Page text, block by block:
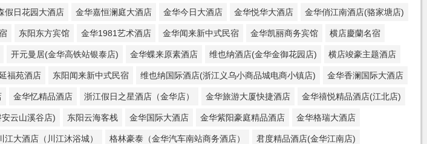
假日花园大酒店 金华嘉恒澜庭大酒店 金华今日大酒店 金华悦华大酒店 金华俏江南酒店(骆家塘店)
东阳东方宾馆 金华1981艺术酒店 金华闻来新中式民宿 金华凯丽商务宾馆 横店慶蘭名宿
开元曼居(金华高铁站银泰店) 金华蝶来原素酒店 维也纳酒店(金华金御花园店) 横店竣豪主题酒店
福苑酒店 东阳闻来新中式民宿 维也纳国际酒店(浙江义乌小商品城电商小镇店) 金华香澜国际大酒店
金华忆精品酒店 浙江假日之星酒店（金华店） 金华旅游大厦快捷酒店 金华禧悦精品酒店(江北店)
云山溪谷店) 东阳云海客栈 金华国际大酒店 金华紫阳豪庭精品酒店 金华格瑞大酒店
江大酒店（川江沐浴城） 格林豪泰（金华汽车南站商务酒店） 君度精品酒店(金华江南店)